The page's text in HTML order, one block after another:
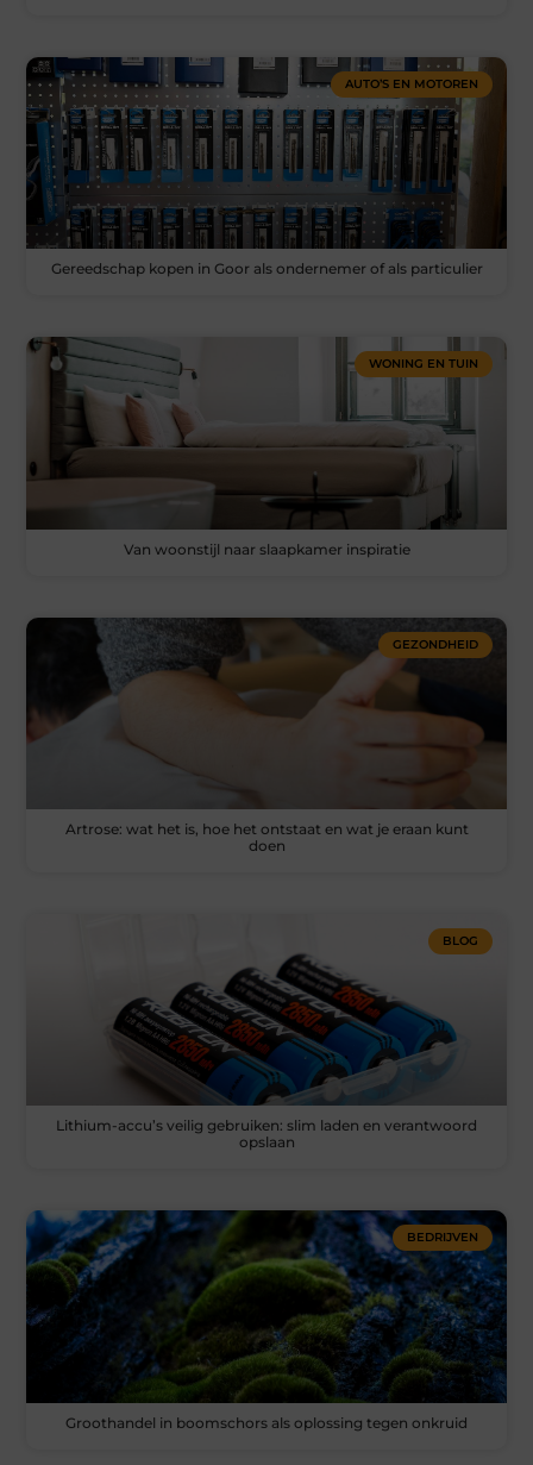
AUTO’S EN MOTOREN
Gereedschap kopen in Goor als ondernemer of als particulier
WONING EN TUIN
Van woonstijl naar slaapkamer inspiratie
GEZONDHEID
Artrose: wat het is, hoe het ontstaat en wat je eraan kunt
doen
BLOG
Lithium-accu’s veilig gebruiken: slim laden en verantwoord
opslaan
BEDRIJVEN
Groothandel in boomschors als oplossing tegen onkruid